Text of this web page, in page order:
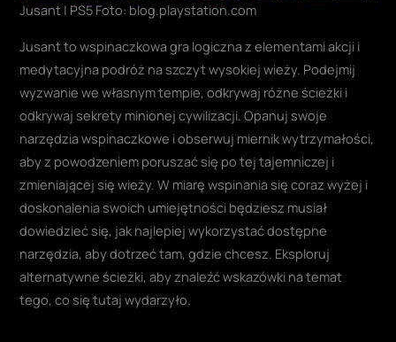
Jusant | PS5 Foto: blog.playstation.com
Jusant to wspinaczkowa gra logiczna z elementami akcji i
medytacyjna podróż na szczyt wysokiej wieży. Podejmij
wyzwanie we własnym tempie, odkrywaj różne ścieżki i
odkrywaj sekrety minionej cywilizacji. Opanuj swoje
narzędzia wspinaczkowe i obserwuj miernik wytrzymałości,
aby z powodzeniem poruszać się po tej tajemniczej i
zmieniającej się wieży. W miarę wspinania się coraz wyżej i
doskonalenia swoich umiejętności będziesz musiał
dowiedzieć się, jak najlepiej wykorzystać dostępne
narzędzia, aby dotrzeć tam, gdzie chcesz. Eksploruj
alternatywne ścieżki, aby znaleźć wskazówki na temat
tego, co się tutaj wydarzyło.